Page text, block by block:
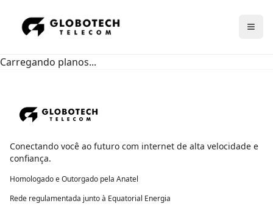
Abrir
Carregando planos...
Conectando você ao futuro com internet de alta velocidade e
confiança.
Homologado e Outorgado pela Anatel
Rede regulamentada junto à Equatorial Energia